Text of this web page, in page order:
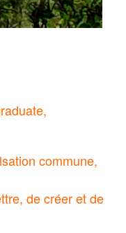
commune,
de créer et de